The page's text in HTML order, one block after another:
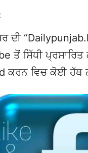
ਦੀ
ਤੋਂ ਸਿੱਧੀ
ਕਰਨ ਵਿਚ ਕੋਈ ਹੱਥ